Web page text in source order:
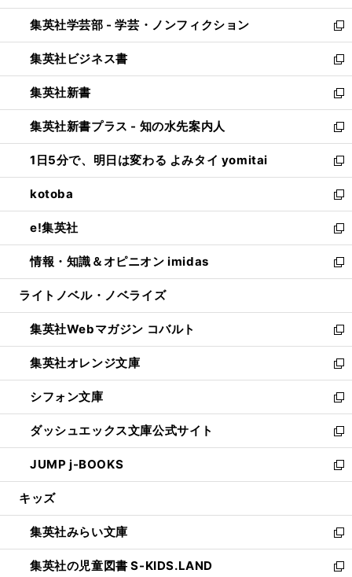
開
く
ウ
で
開
く
ン
ド
ウ
で
開
く
ウ
ィ
ン
ド
ウ
で
開
く
集英社学芸部 - 学芸・ノンフィクション
新
し
い
ウ
ィ
ン
ド
ウ
で
開
く
集英社ビジネス書
新
し
い
ウ
ィ
ン
ド
ウ
で
開
く
集英社新書
新
し
い
ウ
ィ
ン
ド
ウ
で
開
く
集英社新書プラス - 知の水先案内人
新
し
い
ウ
ィ
ン
ド
ウ
で
開
1日5分で、明日は変わる よみタイ yomitai
新
し
い
ウ
ィ
ン
ド
ウ
開
く
kotoba
新
し
い
ウ
ィ
ン
ウ
で
開
く
e!集英社
新
し
い
ウ
ン
ド
ウ
で
開
く
情報・知識＆オピニオン imidas
新
し
ウ
ィ
ン
ド
ウ
で
開
く
ライトノベル・ノベライズ
集英社Webマガジン コバルト
新
し
い
ウ
ィ
ン
ド
ウ
で
開
集英社オレンジ文庫
新
し
い
ウ
ィ
ン
ド
ウ
開
く
シフォン文庫
新
し
い
ウ
ィ
ン
ウ
で
開
く
ダッシュエックス文庫公式サイト
新
し
い
ウ
ン
ド
ウ
で
JUMP j-BOOKS
新
し
ウ
ィ
ン
ド
キッズ
集英社みらい文庫
新
し
い
集英社の児童図書 S-KIDS.LAND
新